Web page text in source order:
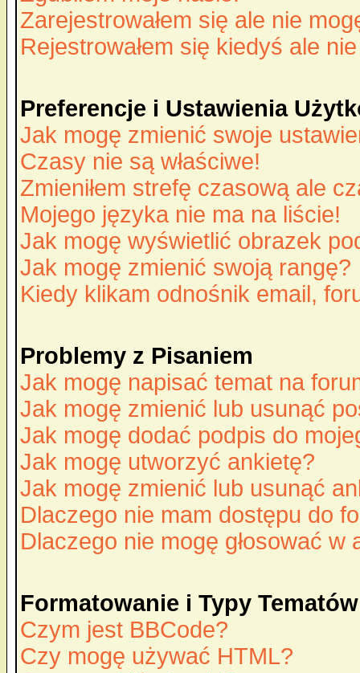
Zarejestrowałem się ale nie
Rejestrowałem się kiedyś ale
Preferencje i Ustawienia
Jak mogę zmienić swoje
Czasy nie są właściwe!
Zmieniłem strefę czasową ale
Mojego języka nie ma na liście!
Jak mogę wyświetlić obrazek
Jak mogę zmienić swoją rangę?
Kiedy klikam odnośnik email,
Problemy z Pisaniem
Jak mogę napisać temat na
Jak mogę zmienić lub usunąć
Jak mogę dodać podpis do
Jak mogę utworzyć ankietę?
Jak mogę zmienić lub usunąć
Dlaczego nie mam dostępu do
Dlaczego nie mogę głosować w
Formatowanie i Typy Tematów
Czym jest BBCode?
Czy mogę używać HTML?